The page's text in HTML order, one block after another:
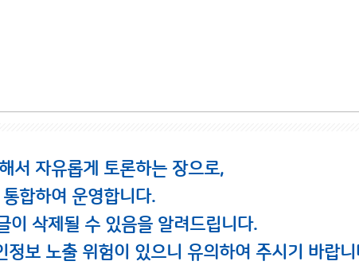
서 자유롭게 토론하는 장으로,
합하여 운영합니다.
이 삭제될 수 있음을 알려드립니다.
보 노출 위험이 있으니 유의하여 주시기 바랍니